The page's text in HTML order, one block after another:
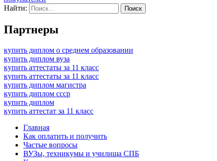
Диплом с реестром - Реально ли купить официально